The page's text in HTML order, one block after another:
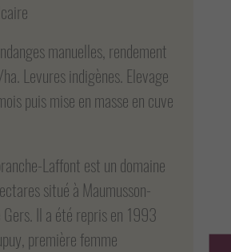
manuelles, rendement
Levures indigènes. Elevage
puis mise en masse en cuve
Laffont est un domaine
situé à Maumusson-
Gers. Il a été repris en 1993
première femme